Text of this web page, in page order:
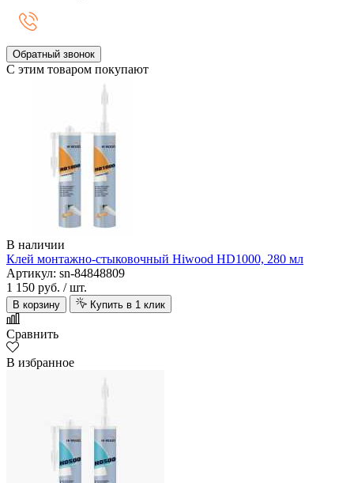
Обратный звонок
С этим товаром покупают
В наличии
Клей монтажно-стыковочный Hiwood HD1000, 280 мл
Артикул: sn-84848809
1 150 руб. / шт.
В корзину Купить в 1 клик
Сравнить
В избранное